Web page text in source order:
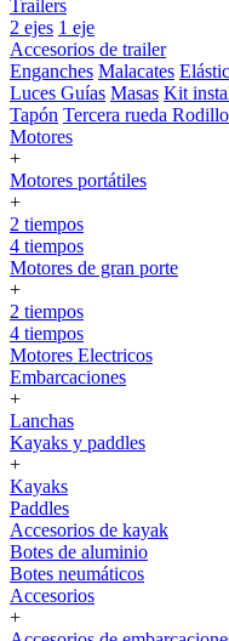
Trailers
2 ejes 1 eje
Accesorios de trailer
Enganches Malacates
Luces Guías Masas Kit
Tapón Tercera rueda
Motores
+
Motores portátiles
+
2 tiempos
4 tiempos
Motores de gran porte
+
2 tiempos
4 tiempos
Motores Electricos
Embarcaciones
+
Lanchas
Kayaks y paddles
+
Kayaks
Paddles
Accesorios de kayak
Botes de aluminio
Botes neumáticos
Accesorios
+